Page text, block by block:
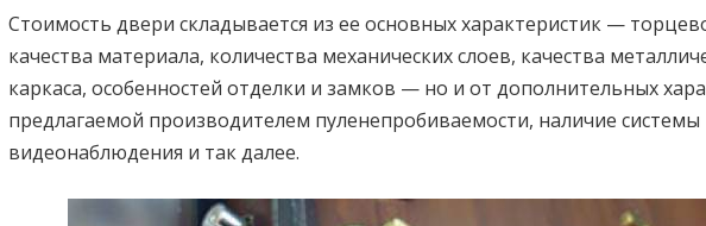
Стоимость двери складывается из ее основных характеристик —
качества материала, количества механических слоев, качества
каркаса, особенностей отделки и замков — но и от дополнительных
предлагаемой производителем пуленепробиваемости, наличие системы
видеонаблюдения и так далее.